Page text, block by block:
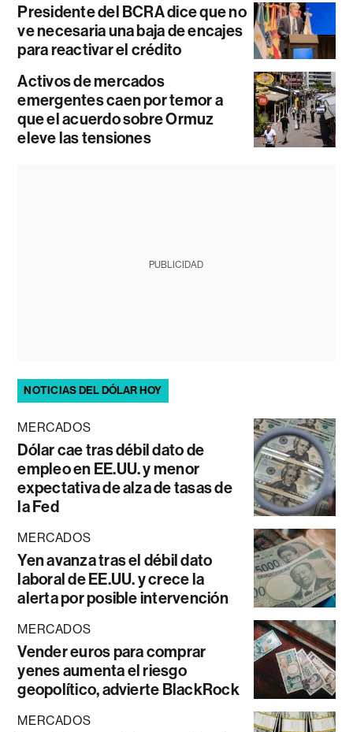
Presidente del BCRA dice que no
ve necesaria una baja de encajes
para reactivar el crédito
Activos de mercados
emergentes caen por temor a
que el acuerdo sobre Ormuz
eleve las tensiones
PUBLICIDAD
NOTICIAS DEL DÓLAR HOY
MERCADOS
Dólar cae tras débil dato de
empleo en EE.UU. y menor
expectativa de alza de tasas de
la Fed
MERCADOS
Yen avanza tras el débil dato
laboral de EE.UU. y crece la
alerta por posible intervención
MERCADOS
Vender euros para comprar
yenes aumenta el riesgo
geopolítico, advierte BlackRock
MERCADOS